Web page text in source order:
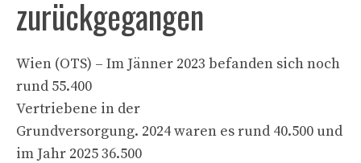
zurückgegangen
Wien (OTS) – Im Jänner 2023 befanden sich noch
rund 55.400
Vertriebene in der
Grundversorgung. 2024 waren es rund 40.500 und
im Jahr 2025 36.500